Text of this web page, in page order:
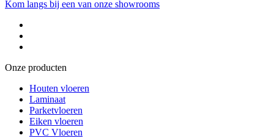
Kom langs bij een van onze showrooms
Onze producten
Houten vloeren
Laminaat
Parketvloeren
Eiken vloeren
PVC Vloeren